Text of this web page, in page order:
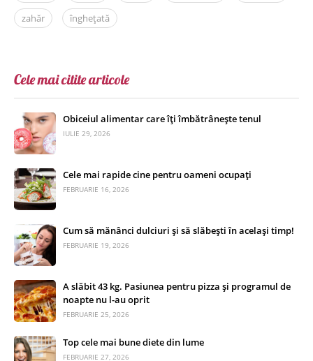
zahăr
înghețată
Cele mai citite articole
Obiceiul alimentar care îți îmbătrânește tenul
IULIE 29, 2026
Cele mai rapide cine pentru oameni ocupați
FEBRUARIE 16, 2026
Cum să mănânci dulciuri și să slăbești în același timp!
FEBRUARIE 19, 2026
A slăbit 43 kg. Pasiunea pentru pizza și programul de
noapte nu l-au oprit
FEBRUARIE 25, 2026
Top cele mai bune diete din lume
FEBRUARIE 27, 2026